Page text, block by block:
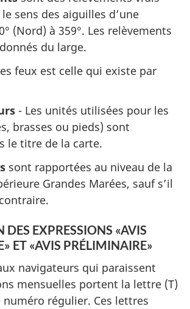
sens des aiguilles d’une
(Nord) à 359°. Les relèvements
du large.
feux est celle qui existe par
- Les unités utilisées pour les
brasses ou pieds) sont
le titre de la carte.
sont rapportées au niveau de la
Grandes Marées, sauf s’il
DES EXPRESSIONS «AVIS
ET «AVIS PRÉLIMINAIRE»
navigateurs qui paraissent
mensuelles portent la lettre (T)
numéro régulier. Ces lettres